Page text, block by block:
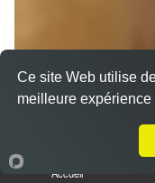
Accueil
Ce site Web utilise
meilleure